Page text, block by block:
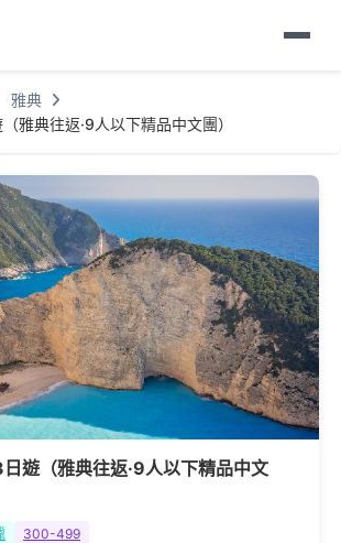
雅典
雅典往返·9人以下精品中文團）
遊（雅典往返·9人以下精品中文
300-499